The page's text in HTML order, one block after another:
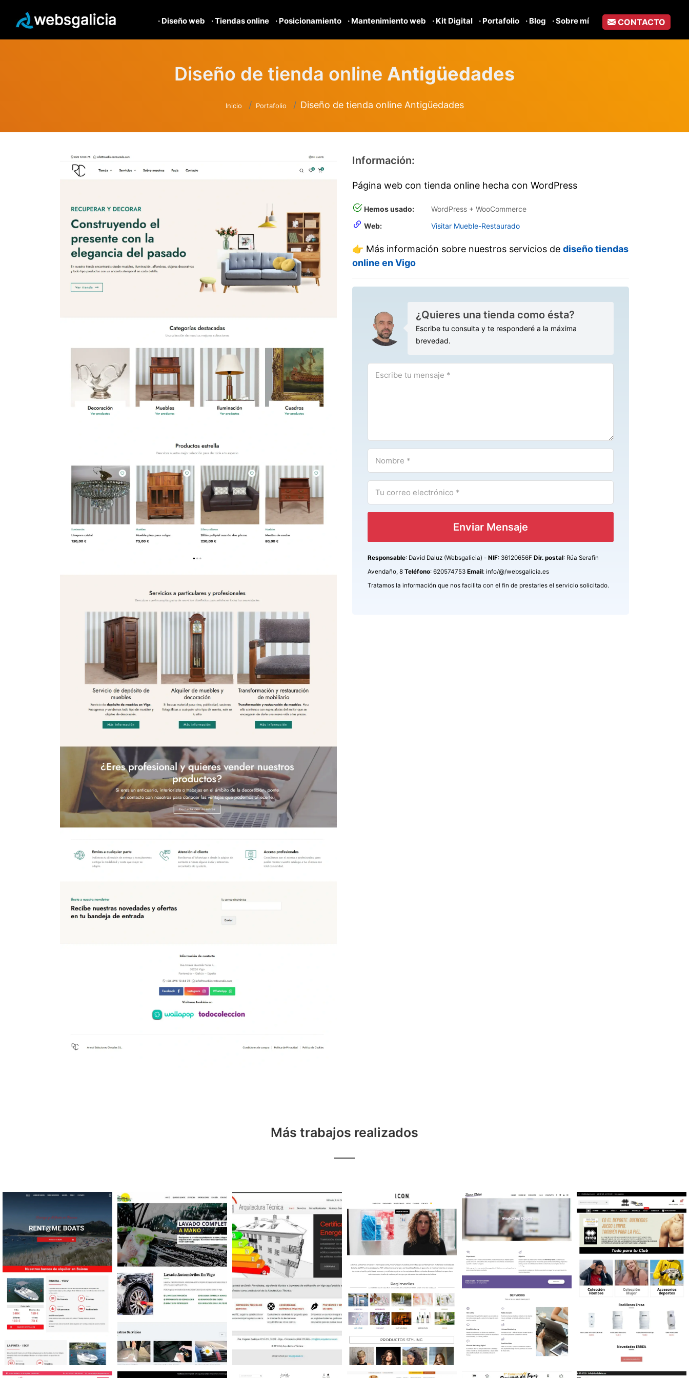
· Diseño web · Tiendas online · Posicionamiento · Mantenimiento web · Kit Digital · Portafolio · Blog · Sobre mí CONTACTO
Diseño de tienda online Antigüedades
Inicio Portafolio Diseño de tienda online Antigüedades
Información:
Página web con tienda online hecha con WordPress
Hemos usado:
WordPress + WooCommerce
Web:
Visitar Mueble-Restaurado
👉 Más información sobre nuestros servicios de diseño tiendas
online en Vigo
¿Quieres una tienda como ésta?
Escribe tu consulta y te responderé a la máxima
brevedad.
Enviar Mensaje
Responsable: David Daluz (Websgalicia) - NIF: 36120656F Dir. postal: Rúa Serafín
Avendaño, 8 Teléfono: 620574753 Email: info/@/websgalicia.es
Tratamos la información que nos facilita con el fin de prestarles el servicio solicitado.
Más trabajos realizados
Diseño web Alquiler barcos
Diseño web Lavado
Diseño web Arquitectura
Diseño web Productos
Diseño web Community
Diseño tienda online